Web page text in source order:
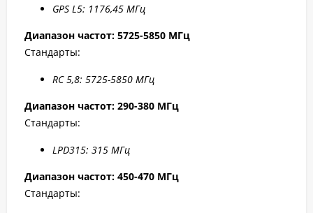
GPS L5: 1176,45 МГц
Диапазон частот: 5725-5850 МГц
Стандарты:
RC 5,8: 5725-5850 МГц
Диапазон частот: 290-380 МГц
Стандарты:
LPD315: 315 МГц
Диапазон частот: 450-470 МГц
Стандарты: